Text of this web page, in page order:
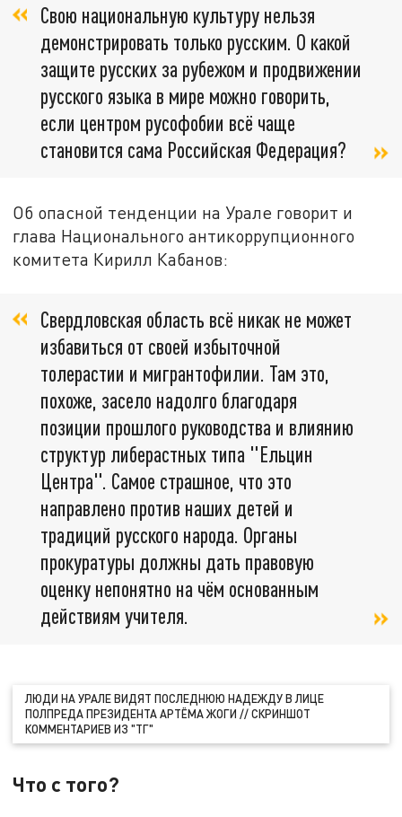
Свою национальную культуру нельзя
демонстрировать только русским. О какой
защите русских за рубежом и продвижении
русского языка в мире можно говорить,
если центром русофобии всё чаще
становится сама Российская Федерация?
Об опасной тенденции на Урале говорит и
глава Национального антикоррупционного
комитета Кирилл Кабанов:
Свердловская область всё никак не может
избавиться от своей избыточной
толерастии и мигрантофилии. Там это,
похоже, засело надолго благодаря
позиции прошлого руководства и влиянию
структур либерастных типа "Ельцин
Центра". Самое страшное, что это
направлено против наших детей и
традиций русского народа. Органы
прокуратуры должны дать правовую
оценку непонятно на чём основанным
действиям учителя.
ЛЮДИ НА УРАЛЕ ВИДЯТ ПОСЛЕДНЮЮ НАДЕЖДУ В ЛИЦЕ
ПОЛПРЕДА ПРЕЗИДЕНТА АРТЁМА ЖОГИ // СКРИНШОТ
КОММЕНТАРИЕВ ИЗ "ТГ"
Что с того?